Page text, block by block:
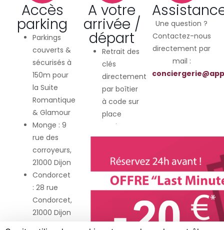
Accès
parking
Parkings
couverts &
sécurisés à
150m pour
la Suite
Romantique
& Glamour
Monge : 9
rue des
corroyeurs,
21000 Dijon
Condorcet
: 28 rue
Condorcet,
21000 Dijon
A votre
arrivée /
départ
Retrait des
clés
directement
par boîtier
à code sur
place
Options
horaires :
anticipée
de 2h30 :
+29€
Départ
Une question ?
Contactez-nous
directement par
mail :